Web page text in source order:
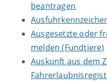
beantragen
Ausgesetzte oder
melden (Fundtiere)
Auskunft aus dem